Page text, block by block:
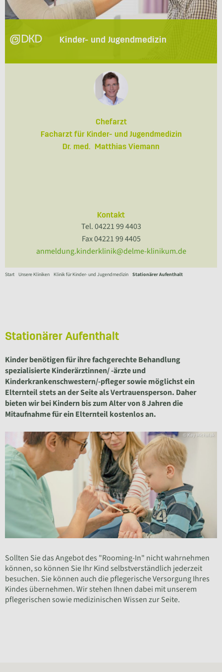
Kinder- und Jugendmedizin
Chefarzt
Facharzt für Kinder- und Jugendmedizin
Dr. med. Matthias Viemann
Kontakt
Tel. 04221 99 4403
Fax 04221 99 4405
anmeldung.kinderklinik@delme-klinikum.de
Start Unsere Kliniken Klinik für Kinder- und Jugendmedizin Stationärer Aufenthalt
Stationärer Aufenthalt
Kinder benötigen für ihre fachgerechte Behandlung
spezialisierte Kinderärztinnen/ -ärzte und
Kinderkrankenschwestern/-pfleger sowie möglichst ein
Elternteil stets an der Seite als Vertrauensperson. Daher
bieten wir bei Kindern bis zum Alter von 8 Jahren die
Mitaufnahme für ein Elternteil kostenlos an.
© Kay Michalak
Sollten Sie das Angebot des "Rooming-In" nicht wahrnehmen
können, so können Sie Ihr Kind selbstverständlich jederzeit
besuchen. Sie können auch die pflegerische Versorgung Ihres
Kindes übernehmen. Wir stehen Ihnen dabei mit unserem
pflegerischen sowie medizinischen Wissen zur Seite.